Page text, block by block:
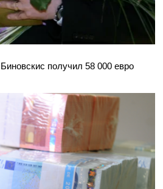
получил 58 000 евро